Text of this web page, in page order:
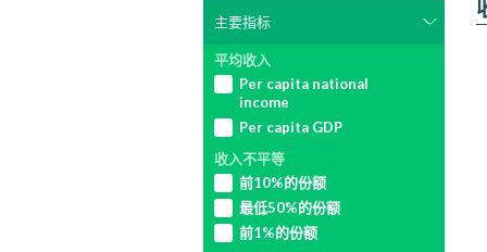
主要指标
平均收入
Per capita national
income
Per capita GDP
收入不平等
前10%的份额
最低50%的份额
前1%的份额
选择一项指标
国民收入
国内生产总值
Labor share of total gross
domesic product at factor-
price
Capital share of total
上一页
上一页
上一页
上一页
上一页
选择百分位数
前1%
下9%
前10%
选择一项指标
市值国民财富
非营利净财富
个人净财富
私人净财富
上一页
上一页
上一页
上一页
上一页
选择百分位数
前1%
下9%
前10%
选择一项指标
纳税主体收入
税前要素收入
稅前国民收入
税后国民收入
上一页
上一页
上一页
上一页
上一页
选择百分位数
前1%
下9%
前10%
选择一项指标
个人净财富
上一页
上一页
上一页
上一页
上一页
选择百分位数
前1%
下9%
前10%
选择一项指标
被雇人口
Data availability index
市场汇率, 人民币对本地货
币
市场汇率, 欧元对本地货币
上一页
上一页
上一页
上一页
上一页
选择百分位数
前1%
下9%
前10%
选择一项指标
National carbon footprint
[beta]
National net imports
carbon emissions [beta]
National territorial
emissions [beta]
上一页
上一页
上一页
上一页
上一页
主要
个人化
前1%
下9%
选择一项指标
Personal carbon footprint
(all sectors)
上一页
上一页
上一页
上一页
上一页
主要
个人化
前1%
下9%
瑞士
帕劳
托克劳
纽埃
East Asia (PPP)
Eastern Europe (MER)
Eastern Europe (PPP)
Europe (MER)
变量类型
CONVERSION RATES